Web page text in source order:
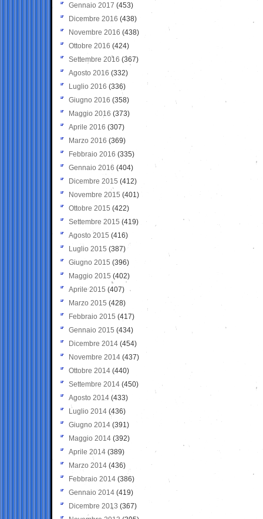
Gennaio 2017 (453)
Dicembre 2016 (438)
Novembre 2016 (438)
Ottobre 2016 (424)
Settembre 2016 (367)
Agosto 2016 (332)
Luglio 2016 (336)
Giugno 2016 (358)
Maggio 2016 (373)
Aprile 2016 (307)
Marzo 2016 (369)
Febbraio 2016 (335)
Gennaio 2016 (404)
Dicembre 2015 (412)
Novembre 2015 (401)
Ottobre 2015 (422)
Settembre 2015 (419)
Agosto 2015 (416)
Luglio 2015 (387)
Giugno 2015 (396)
Maggio 2015 (402)
Aprile 2015 (407)
Marzo 2015 (428)
Febbraio 2015 (417)
Gennaio 2015 (434)
Dicembre 2014 (454)
Novembre 2014 (437)
Ottobre 2014 (440)
Settembre 2014 (450)
Agosto 2014 (433)
Luglio 2014 (436)
Giugno 2014 (391)
Maggio 2014 (392)
Aprile 2014 (389)
Marzo 2014 (436)
Febbraio 2014 (386)
Gennaio 2014 (419)
Dicembre 2013 (367)